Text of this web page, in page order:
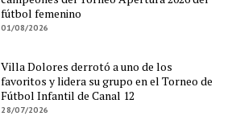
fútbol femenino
01/08/2026
Villa Dolores derrotó a uno de los
favoritos y lidera su grupo en el Torneo de
Fútbol Infantil de Canal 12
28/07/2026